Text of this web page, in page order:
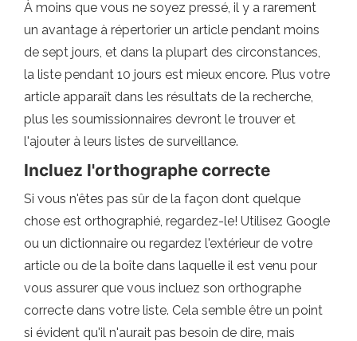
À moins que vous ne soyez pressé, il y a rarement
un avantage à répertorier un article pendant moins
de sept jours, et dans la plupart des circonstances,
la liste pendant 10 jours est mieux encore. Plus votre
article apparaît dans les résultats de la recherche,
plus les soumissionnaires devront le trouver et
l'ajouter à leurs listes de surveillance.
Incluez l'orthographe correcte
Si vous n'êtes pas sûr de la façon dont quelque
chose est orthographié, regardez-le! Utilisez Google
ou un dictionnaire ou regardez l'extérieur de votre
article ou de la boîte dans laquelle il est venu pour
vous assurer que vous incluez son orthographe
correcte dans votre liste. Cela semble être un point
si évident qu'il n'aurait pas besoin de dire, mais